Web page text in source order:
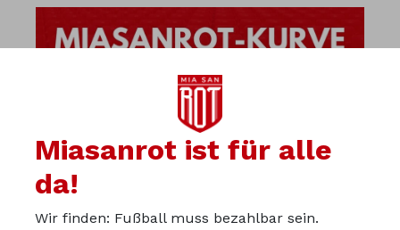
Miasanrot ist für alle
da!
Wir finden: Fußball muss bezahlbar sein.